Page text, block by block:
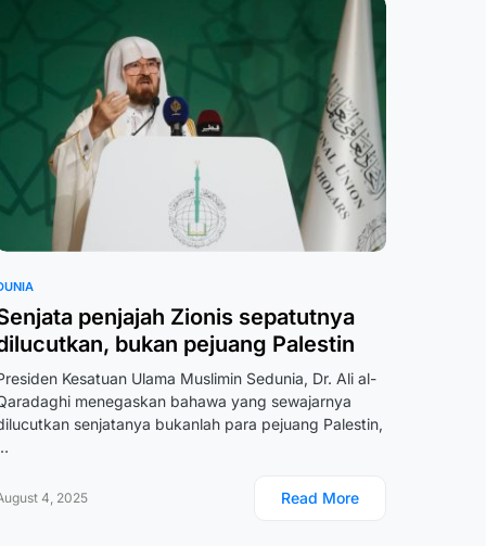
penjajah Zionis sepatutnya
bukan pejuang Palestin
Kesatuan Ulama Muslimin Sedunia, Dr. Ali al-
menegaskan bahawa yang sewajarnya
senjatanya bukanlah para pejuang Palestin,
4, 2025 Read More